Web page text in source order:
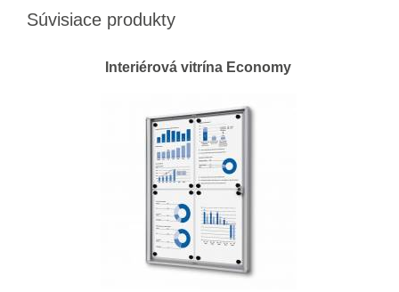
Súvisiace produkty
Interiérová vitrína Economy